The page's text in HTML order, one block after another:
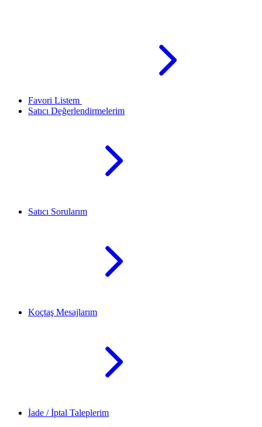
Favori Listem
Satıcı Değerlendirmelerim
Satıcı Sorularım
Koçtaş Mesajlarım
İade / İptal Taleplerim